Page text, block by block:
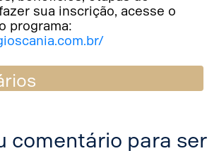
sua inscrição, acesse o
programa:
comentário para ser